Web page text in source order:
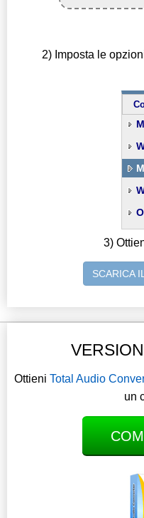
2) Imposta le
3)
SCARICA
Ottieni Total Audio
un